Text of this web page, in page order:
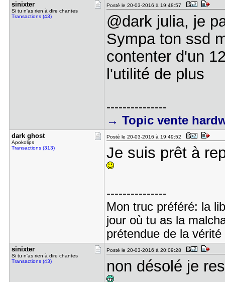
sinixter
Si tu n'as rien à dire chantes
Transactions (43)
Posté le 20-03-2016 à 19:48:57
@dark julia, je
Sympa ton ssd
contenter d'un
l'utilité de plus
---------------
→ Topic vente
dark ghost
Apokolips
Transactions (313)
Posté le 20-03-2016 à 19:49:52
Je suis prêt à
---------------
Mon truc préféré: la
jour où tu as la
prétendue de la
sinixter
Si tu n'as rien à dire chantes
Transactions (43)
Posté le 20-03-2016 à 20:09:28
non désolé je